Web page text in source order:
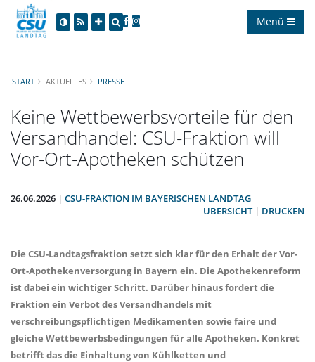
Menü
START AKTUELLES PRESSE
Keine Wettbewerbsvorteile für den
Versandhandel: CSU-Fraktion will
Vor-Ort-Apotheken schützen
26.06.2026 | CSU-FRAKTION IM BAYERISCHEN LANDTAG
ÜBERSICHT| DRUCKEN
Die CSU-Landtagsfraktion setzt sich klar für den Erhalt der Vor-
Ort-Apothekenversorgung in Bayern ein. Die Apothekenreform
ist dabei ein wichtiger Schritt. Darüber hinaus fordert die
Fraktion ein Verbot des Versandhandels mit
verschreibungspflichtigen Medikamenten sowie faire und
gleiche Wettbewerbsbedingungen für alle Apotheken. Konkret
betrifft das die Einhaltung von Kühlketten und